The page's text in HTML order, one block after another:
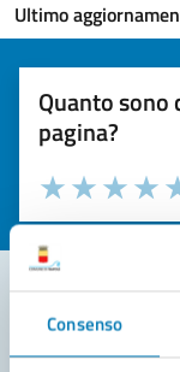
Consenso
Ultimo
Quanto sono
pagina?
Valuta la chiarezza
Seleziona il
Valuta 3
Valuta 2
Valuta 1 stelle
Contatta il